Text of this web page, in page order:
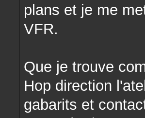
plans et je me
VFR.
Que je trouve
Hop direction
gabarits et